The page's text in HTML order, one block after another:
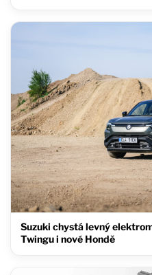
Suzuki chystá levný
Twingu i nové Hondě